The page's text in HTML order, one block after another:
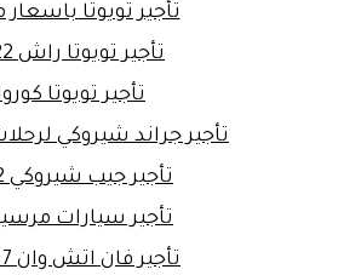
تأجير تويوتا باسعار
تأجير تويوتا راش 2022
تأجير تويوتا
تأجير جراند شيروكي
تأجير جيب شيروكي 2022
تأجير سيارات
تأجير فان اتش وان 7 راكب